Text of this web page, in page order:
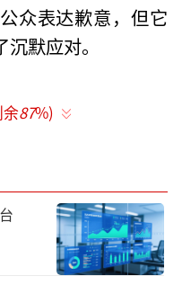
众表达歉意，但它
默应对。
的漩涡中。
术家蔡国强，在西
区，举行了一场名
87%)